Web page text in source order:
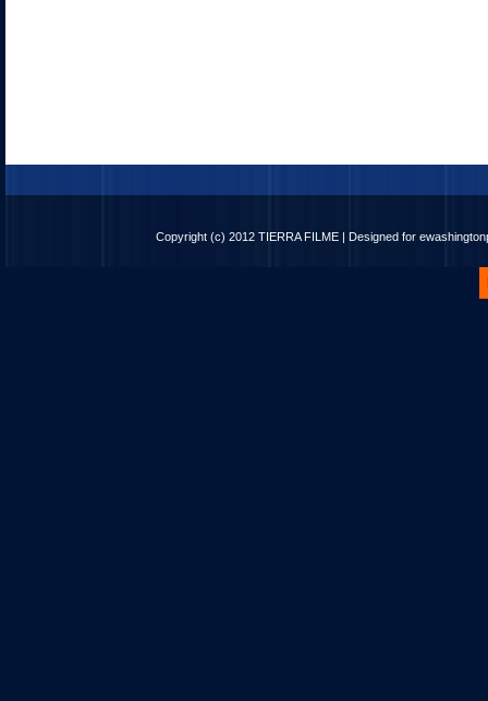
Copyright (c) 2012 TIERRA FILME | Designed for